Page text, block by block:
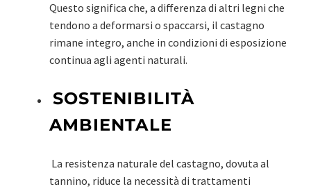
Questo significa che, a differenza di altri legni che
tendono a deformarsi o spaccarsi, il castagno
rimane integro, anche in condizioni di esposizione
continua agli agenti naturali.
SOSTENIBILITÀ
AMBIENTALE
La resistenza naturale del castagno, dovuta al
tannino, riduce la necessità di trattamenti